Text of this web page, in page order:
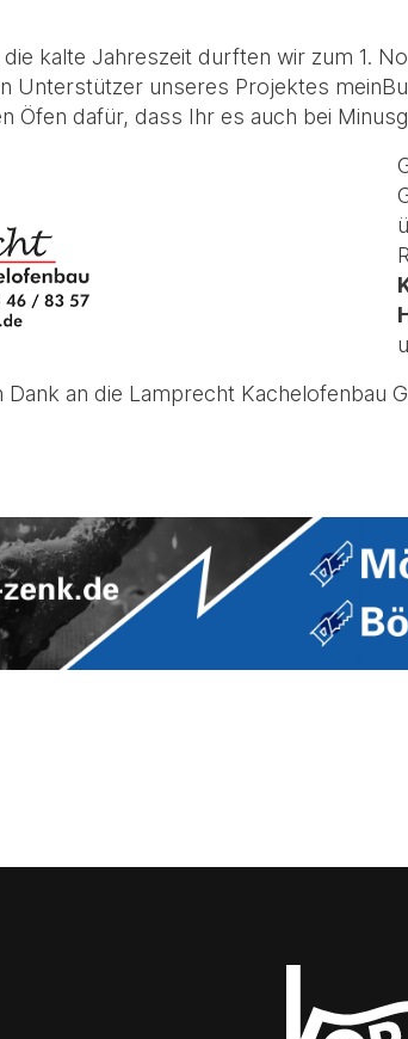
kalte Jahreszeit durften wir zum 1.
Unterstützer unseres Projektes
Öfen dafür, dass Ihr es auch bei
Dank an die Lamprecht